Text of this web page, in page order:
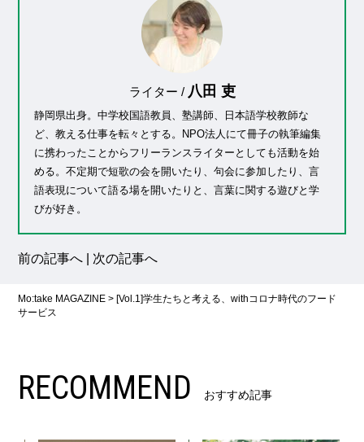
ライター / 八田 吏
静岡県出身。中学校国語教員、塾講師、日本語学校教師な
ど、教える仕事を転々とする。NPO法人にて冊子の執筆編集
に携わったことからフリーランスライターとしても活動を始
める。不定期で短歌の会を開いたり、句会に参加したり、言
語表現について語る場を開いたりと、言葉に関する遊びと学
びが好き。
前の記事へ 次の記事へ
Mo:take MAGAZINE >[Vol.1]学生たちと考える、withコロナ時代のフード
サービス
RECOMMEND おすすめ記事